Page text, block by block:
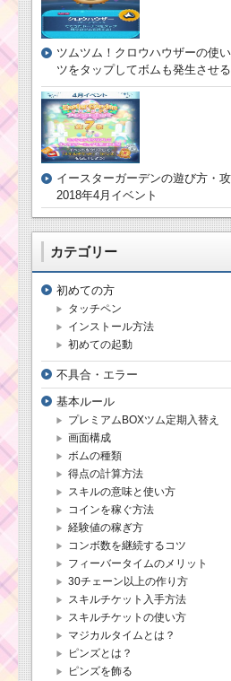
ツムツム！クロウハウザーの使
ツをタップしてボムも発生させる
イースターガーデンの遊び方・
2018年4月イベント
カテゴリー
初めての方
タッチペン
インストール方法
初めての起動
不具合・エラー
基本ルール
プレミアムBOXツム定期入替え
画面構成
ボムの種類
得点の計算方法
スキルの意味と使い方
コインを稼ぐ方法
経験値の稼ぎ方
コンボ数を継続するコツ
フィーバータイムのメリット
30チェーン以上の作り方
スキルチケット入手方法
スキルチケットの使い方
マジカルタイムとは？
ピンズとは？
ピンズを飾る